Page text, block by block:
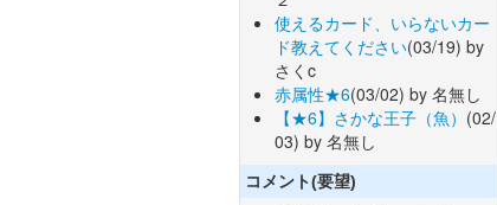
使えるカード、いらないカー
ド教えてください(03/19) by
さくc
赤属性★6(03/02) by 名無し
【★6】さかな王子（魚） (02/
03) by 名無し
コメント(要望)